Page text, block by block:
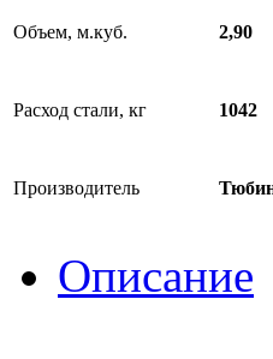
Объем, м.куб. 2,90
Расход стали, кг 1042
Производитель
Описание